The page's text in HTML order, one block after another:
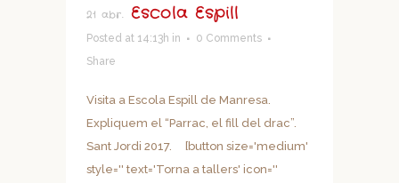
21 abr. Escola Espill
Posted at 14:13h in
0 Comments
Share
Visita a Escola Espill de Manresa.
Expliquem el “Parrac, el fill del drac”.
Sant Jordi 2017. [button size='medium'
style='' text='Torna a tallers' icon=''